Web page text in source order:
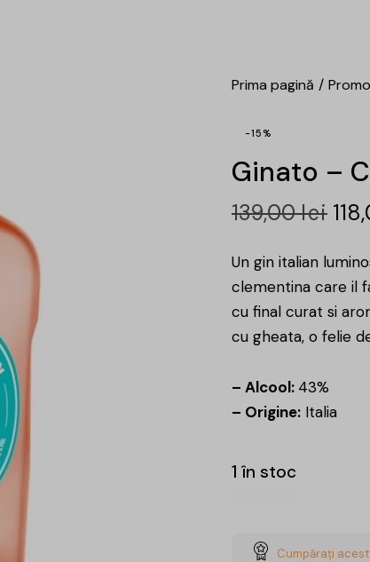
Prima pagină
-15%
Ginato –
139,00lei
Un gin italian
clementina care il
cu final curat si
cu gheata, o felie
– Alcool: 43%
– Origine: Italia
1 în stoc
Cumpărați